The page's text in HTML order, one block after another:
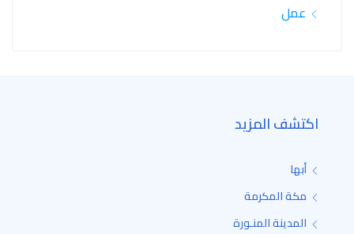
عمل
اكتشف المزيد
أبها
مكة المكرمة
المدينة المنـورة